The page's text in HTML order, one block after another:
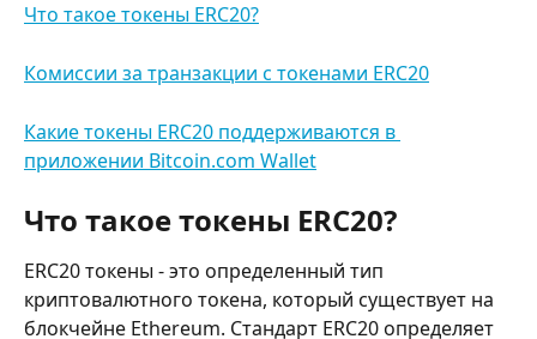
Что такое токены ERC20?
Комиссии за транзакции с токенами ERC20
Какие токены ERC20 поддерживаются в
приложении Bitcoin.com Wallet
Что такое токены ERC20?
ERC20 токены - это определенный тип
криптовалютного токена, который существует на
блокчейне Ethereum. Стандарт ERC20 определяет